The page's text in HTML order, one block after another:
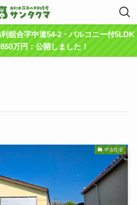
舘合字中道54-2・バルコニー付5LDK
万円：公開しました！
中古住宅